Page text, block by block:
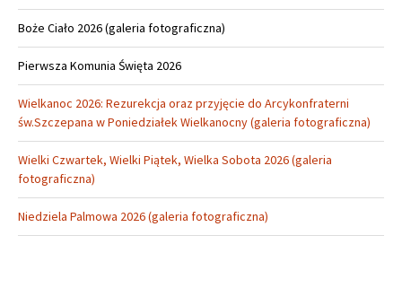
Boże Ciało 2026 (galeria fotograficzna)
Pierwsza Komunia Święta 2026
Wielkanoc 2026: Rezurekcja oraz przyjęcie do Arcykonfraterni
św.Szczepana w Poniedziałek Wielkanocny (galeria fotograficzna)
Wielki Czwartek, Wielki Piątek, Wielka Sobota 2026 (galeria
fotograficzna)
Niedziela Palmowa 2026 (galeria fotograficzna)